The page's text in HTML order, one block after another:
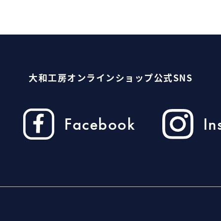
大和工房オンラインショップ公式SNS
Facebook